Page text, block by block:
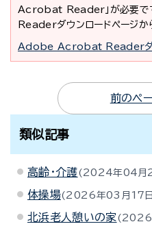
Acrobat Reader」が必要
Readerダウンロードページか
Adobe Acrobat Readerダ
前のペ
類似記事
高齢・介護 2024年04月
体操場 2026年03月17日
北浜老人憩いの家 2026